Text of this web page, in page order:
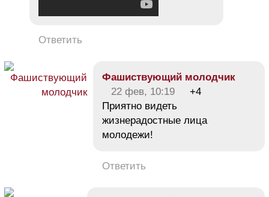
Ответить
Фашиствующий молодчик
22 фев, 10:19
+4
Приятно видеть
жизнерадостные лица
молодежи!
Ответить